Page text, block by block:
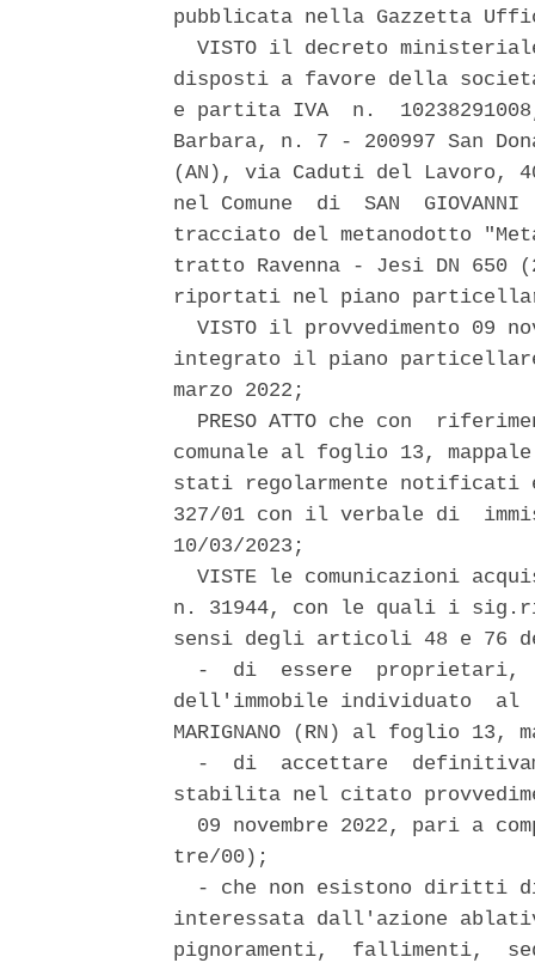
pubblicata nella Gazzetta
VISTO il decreto
disposti a favore della
e partita IVA  n.
Barbara, n. 7 - 200997 San
(AN), via Caduti del
nel Comune  di  SAN
tracciato del metanodotto
tratto Ravenna - Jesi DN 650
riportati nel piano
VISTO il provvedimento 09
integrato il piano
marzo 2022;
PRESO ATTO che con
comunale al foglio 13,
stati regolarmente notificati
327/01 con il verbale di
10/03/2023;
VISTE le comunicazioni
n. 31944, con le quali i sig.ri
sensi degli articoli 48 e 76
-  di  essere  proprietari,
dell'immobile individuato  al
MARIGNANO (RN) al foglio 13,
-  di  accettare
stabilita nel citato
09 novembre 2022, pari a
tre/00);
- che non esistono diritti
interessata dall'azione
pignoramenti,  fallimenti,